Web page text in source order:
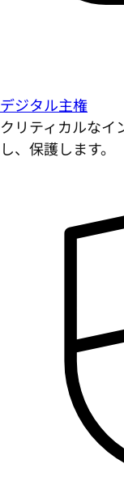
デジタル主権
クリティカルなイ
し、保護します。